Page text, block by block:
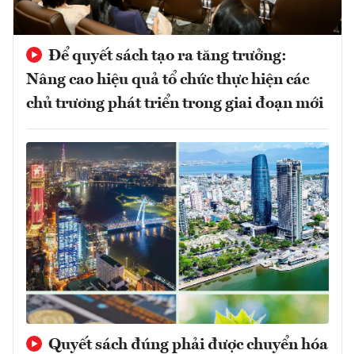
Để quyết sách tạo ra tăng trưởng:
Nâng cao hiệu quả tổ chức thực hiện các
chủ trương phát triển trong giai đoạn mới
Quyết sách đúng phải được chuyển hóa